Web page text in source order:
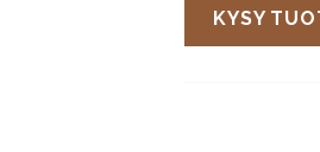
KYSY